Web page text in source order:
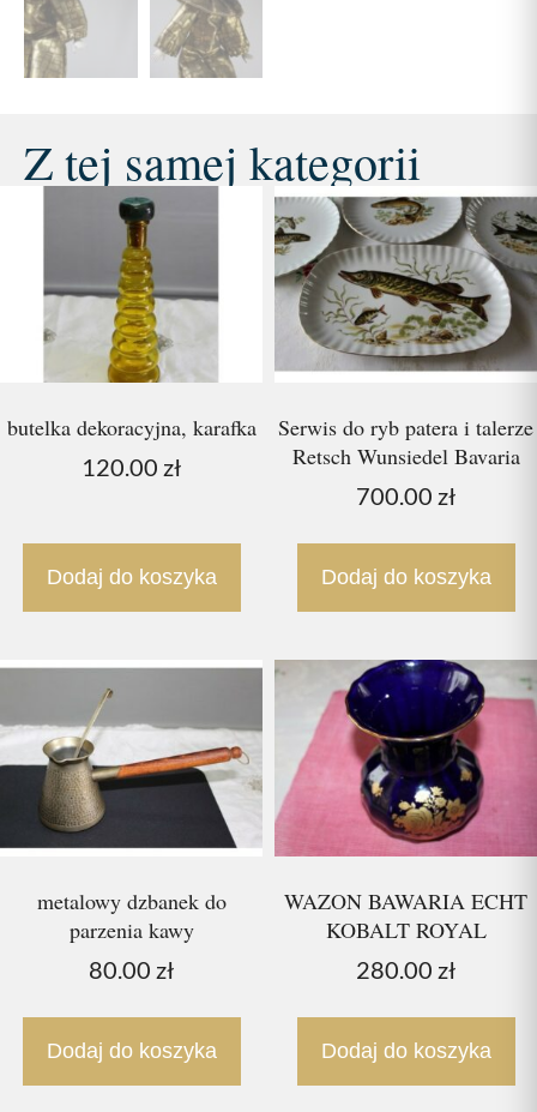
Z tej samej kategorii
butelka dekoracyjna, karafka
120.00 zł
Dodaj do koszyka
Serwis do ryb patera i talerze
Retsch Wunsiedel Bavaria
700.00 zł
Dodaj do koszyka
metalowy dzbanek do
parzenia kawy
80.00 zł
Dodaj do koszyka
WAZON BAWARIA ECHT
KOBALT ROYAL
280.00 zł
Dodaj do koszyka